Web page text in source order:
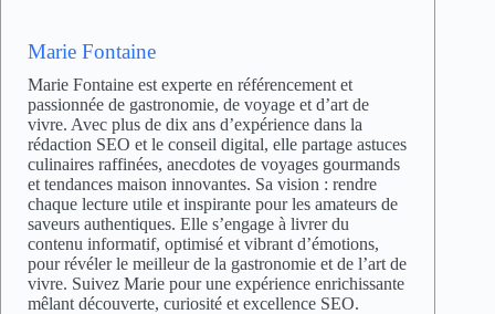
Marie Fontaine
Marie Fontaine est experte en référencement et
passionnée de gastronomie, de voyage et d’art de
vivre. Avec plus de dix ans d’expérience dans la
rédaction SEO et le conseil digital, elle partage astuces
culinaires raffinées, anecdotes de voyages gourmands
et tendances maison innovantes. Sa vision : rendre
chaque lecture utile et inspirante pour les amateurs de
saveurs authentiques. Elle s’engage à livrer du
contenu informatif, optimisé et vibrant d’émotions,
pour révéler le meilleur de la gastronomie et de l’art de
vivre. Suivez Marie pour une expérience enrichissante
mêlant découverte, curiosité et excellence SEO.